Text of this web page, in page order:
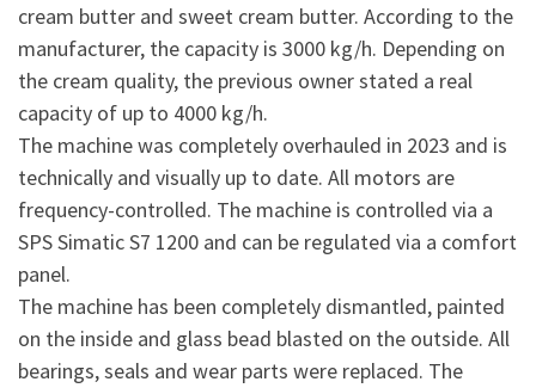
cream butter and sweet cream butter. According to the
manufacturer, the capacity is 3000 kg/h. Depending on
the cream quality, the previous owner stated a real
capacity of up to 4000 kg/h.
The machine was completely overhauled in 2023 and is
technically and visually up to date. All motors are
frequency-controlled. The machine is controlled via a
SPS Simatic S7 1200 and can be regulated via a comfort
panel.
The machine has been completely dismantled, painted
on the inside and glass bead blasted on the outside. All
bearings, seals and wear parts were replaced. The